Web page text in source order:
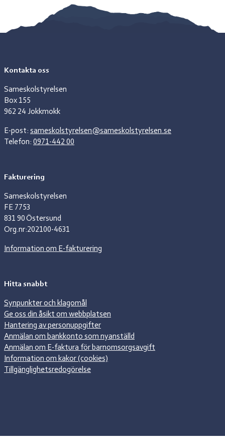
Kontakta oss
Sameskolstyrelsen
Box 155
962 24 Jokkmokk
E-post: sameskolstyrelsen@sameskolstyrelsen.se
Telefon: 0971-442 00
Fakturering
Sameskolstyrelsen
FE 7753
831 90 Östersund
Org.nr:202100-4631
Information om E-fakturering
Hitta snabbt
Synpunkter och klagomål
Ge oss din åsikt om webbplatsen
Hantering av personuppgifter
Anmälan om bankkonto som nyanställd
Anmälan om E-faktura för barnomsorgsavgift
Information om kakor (cookies)
Tillgänglighetsredogörelse